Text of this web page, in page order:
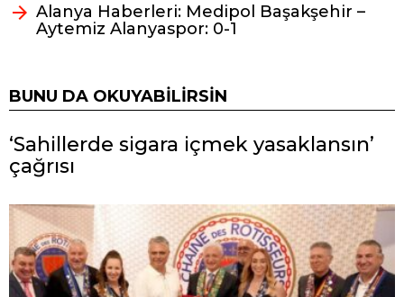
Alanya Haberleri: Medipol Başakşehir –
Aytemiz Alanyaspor: 0-1
BUNU DA OKUYABILIRSIN
‘Sahillerde sigara içmek yasaklansın’
çağrısı